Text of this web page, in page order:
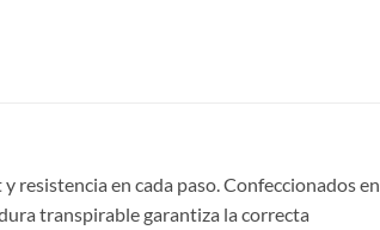
resistencia en cada paso. Confeccionados en
transpirable garantiza la correcta